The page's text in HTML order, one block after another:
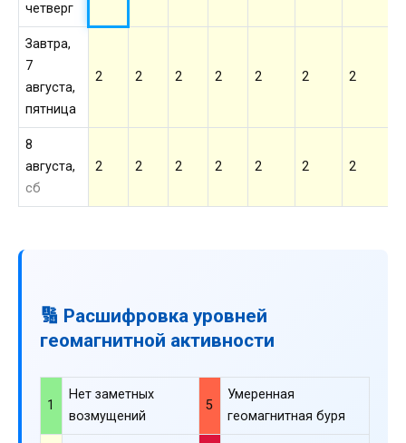
четверг
Завтра,
7
августа,
пятница
2 2 2 2 2 2 2
8
августа,
сб
2 2 2 2 2 2 2
🔢 Расшифровка уровней
геомагнитной активности
1
Нет заметных
возмущений
5
Умеренная
геомагнитная буря